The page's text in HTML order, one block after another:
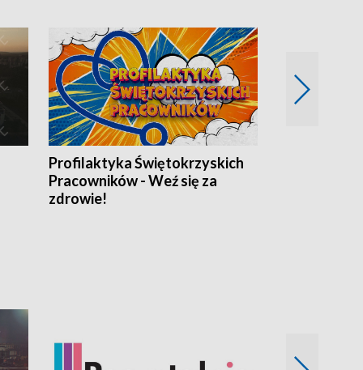
Profilaktyka Świętokrzyskich
Pracowników - Weź się za
zdrowie!